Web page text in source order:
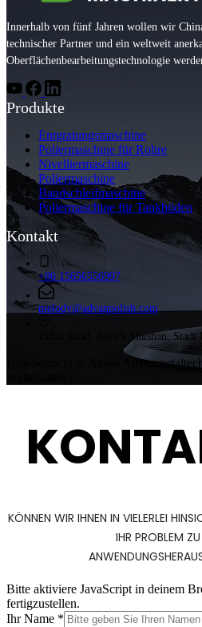
Innerhalb von fünf Jahren wollen wir
technischer Partner und ein weltweit
Oberflächenbearbeitungstechnologie
Produkte
Entgratungsmaschine
Poliermaschine für Rohre
Nivelliermaschine
Poliermaschine
Bandschleifmaschine
Poliermaschine für Tankböden
Kontakt
+86 15656556997
melody@advanpolish.com
ZiShi Road, Bezirk Shushan,
Urheberrecht © Anhui
KÖNNEN WIR IHNEN IN VIELERLEI
IHR PROBLEM
Bitte aktiviere JavaScript in deinem
fertigzustellen.
Ihr Name *